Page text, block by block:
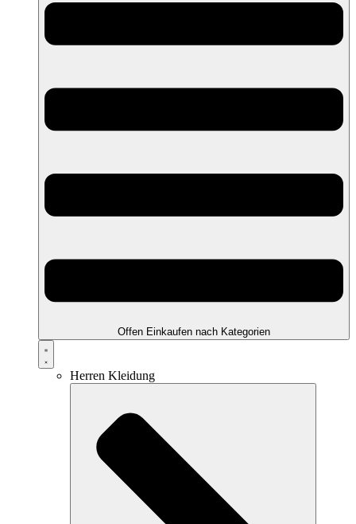
Offen Einkaufen nach Kategorien
Herren Kleidung